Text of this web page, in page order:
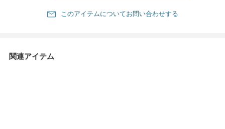
このアイテムについてお問い合わせする
関連アイテム